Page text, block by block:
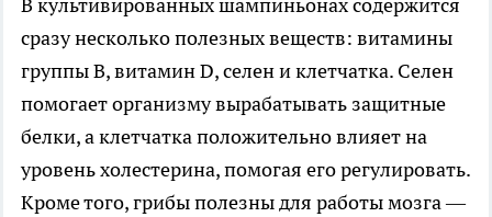
В культивированных шампиньонах содержится
сразу несколько полезных веществ: витамины
группы B, витамин D, селен и клетчатка. Селен
помогает организму вырабатывать защитные
белки, а клетчатка положительно влияет на
уровень холестерина, помогая его регулировать.
Кроме того, грибы полезны для работы мозга —